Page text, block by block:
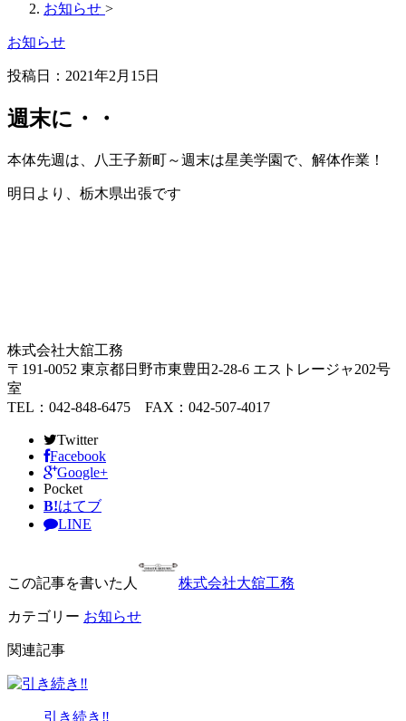
お知らせ >
お知らせ
投稿日： 2021年2月15日
週末に・・
本体先週は、八王子新町～週末は星美学園で、解体作業！
明日より、栃木県出張です
株式会社大舘工務
〒191-0052 東京都日野市東豊田2-28-6 エストレージャ202号
室
TEL：042-848-6475 FAX：042-507-4017
Twitter
Facebook
Google+
Pocket
B!はてブ
LINE
この記事を書いた人 株式会社大舘工務
カテゴリー お知らせ
関連記事
引き続き‼️